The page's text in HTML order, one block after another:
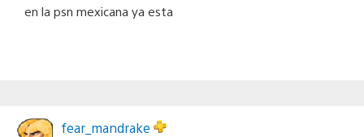
en la psn mexicana ya esta
fear_mandrake